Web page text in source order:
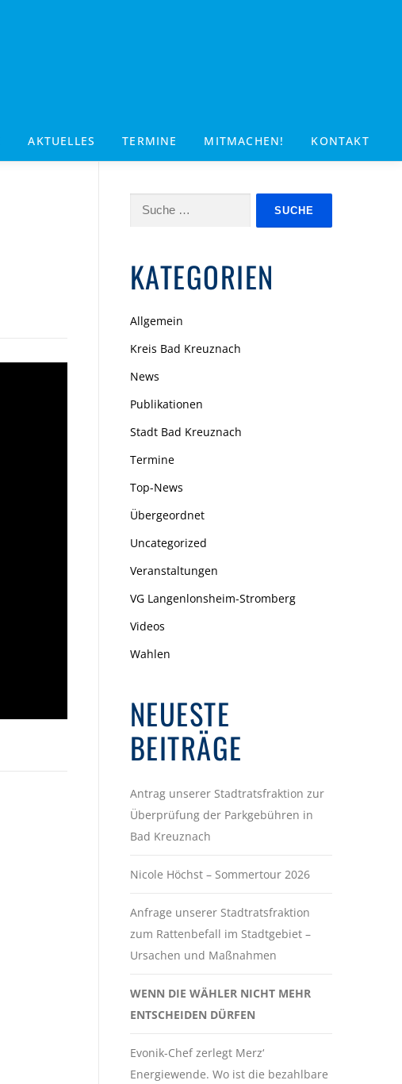
AKTUELLES TERMINE MITMACHEN! KONTAKT
Suche
KATEGORIEN
Allgemein
Kreis Bad Kreuznach
News
Publikationen
Stadt Bad Kreuznach
Termine
Top-News
Übergeordnet
Uncategorized
Veranstaltungen
VG Langenlonsheim-Stromberg
Videos
Wahlen
NEUESTE
BEITRÄGE
Antrag unserer Stadtratsfraktion zur
Überprüfung der Parkgebühren in
Bad Kreuznach
Nicole Höchst – Sommertour 2026
Anfrage unserer Stadtratsfraktion
zum Rattenbefall im Stadtgebiet –
Ursachen und Maßnahmen
WENN DIE WÄHLER NICHT MEHR
ENTSCHEIDEN DÜRFEN
Evonik-Chef zerlegt Merz‘
Energiewende. Wo ist die bezahlbare